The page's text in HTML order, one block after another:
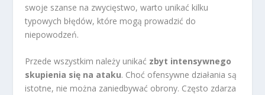
swoje szanse na zwycięstwo, warto unikać kilku
typowych błędów, które mogą prowadzić do
niepowodzeń.
Przede wszystkim należy unikać zbyt intensywnego
skupienia się na ataku. Choć ofensywne działania są
istotne, nie można zaniedbywać obrony. Często zdarza